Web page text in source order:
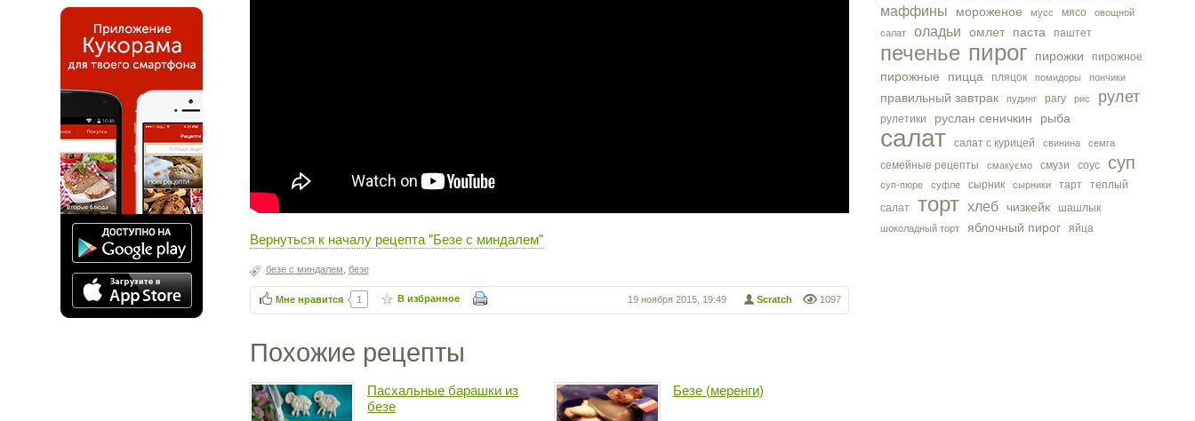
маффины мороженое мусс мясо
овощной
салат
оладьи омлет паста паштет
печенье пирог пирожки пирожное
пирожные пицца пляцок помидоры пончики
правильный завтрак пудинг рагу рис рулет
рулетики руслан сеничкин рыба
салат салат с курицей свинина семга
семейные рецепты смакуємо смузи соус суп
суп-пюре суфле сырник сырники тарт
теплый
салат
торт хлеб чизкейк шашлык
шоколадный торт яблочный пирог яйца
Вернуться к началу рецепта "Безе с миндалем"
безе с миндалем безе
1097
Scratch
19 ноября 2015, 19:49
Мне нравится 1 В избранное
Похожие рецепты
Пасхальные барашки из
безе
Безе (меренги)